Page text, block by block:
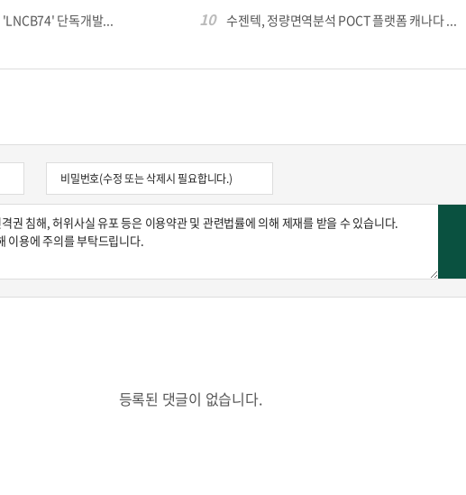
단독개발... 10 수젠텍, 정량면역분석 POCT 플랫폼 캐나다 ...
등록된 댓글이 없습니다.